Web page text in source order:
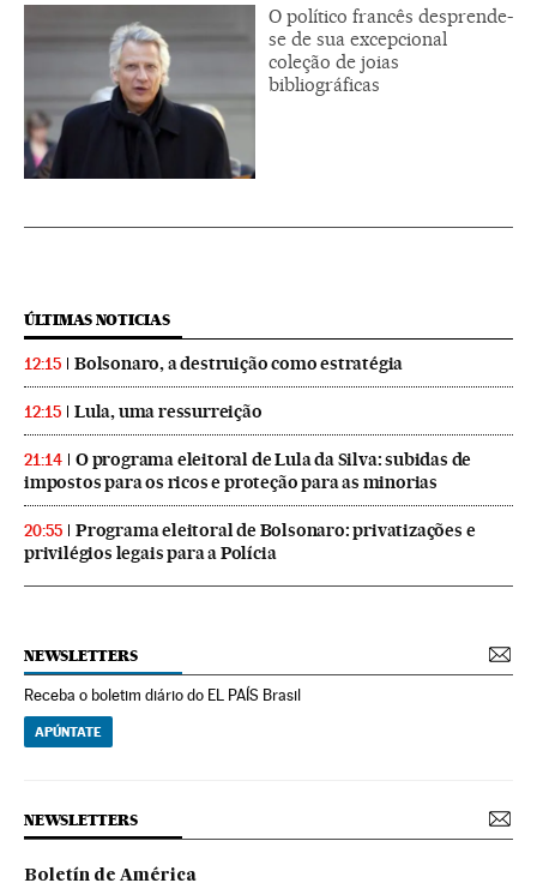
O político francês desprende-
se de sua excepcional
coleção de joias
bibliográficas
ÚLTIMAS NOTICIAS
12:15 Bolsonaro, a destruição como estratégia
12:15 Lula, uma ressurreição
21:14
O programa eleitoral de Lula da Silva: subidas de
impostos para os ricos e proteção para as minorias
20:55
Programa eleitoral de Bolsonaro: privatizações e
privilégios legais para a Polícia
NEWSLETTERS
Receba o boletim diário do EL PAÍS Brasil
APÚNTATE
NEWSLETTERS
Boletín de América